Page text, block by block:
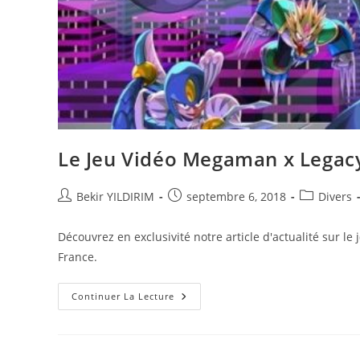
Le Jeu Vidéo Megaman x
Auteur/autrice
la
Bekir YILDIRIM
Publication
septembre 6, 2018
PostDivers
Découvrez en exclusivité notre article d'actualité sur le
France.
Continuer La Lecture Le
Jeu